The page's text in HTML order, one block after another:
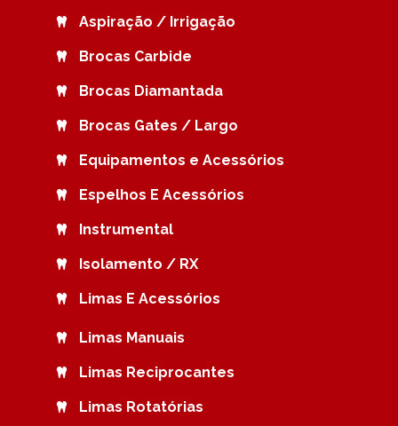
Aspiração / Irrigação
Brocas Carbide
Brocas Diamantada
Brocas Gates / Largo
Equipamentos e Acessórios
Espelhos E Acessórios
Instrumental
Isolamento / RX
Limas E Acessórios
Limas Manuais
Limas Reciprocantes
Limas Rotatórias